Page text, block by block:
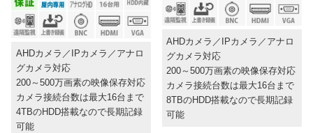
AHDカメラ／IPカメラ／アナロ
グカメラ対応
200～500万画素の映像保存対応
カメラ接続台数は最大16台まで
4TBのHDD搭載なので長期記録
可能
AHDカメラ／IPカメラ／アナロ
グカメラ対応
200～500万画素の映像保存対応
カメラ接続台数は最大16台まで
8TBのHDD搭載なので長期記録
可能